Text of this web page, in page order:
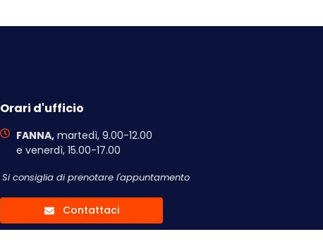
Orari d'ufficio
FANNA,martedì, 9.00-12.00
e venerdì, 15.00-17.00
Si consiglia di prenotare l'appuntamento
Contattaci